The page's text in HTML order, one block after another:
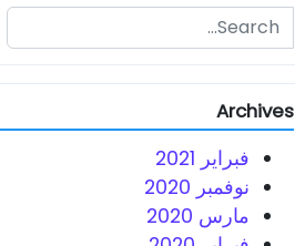
Search for:
Archives
فبراير 2021
نوفمبر 2020
مارس 2020